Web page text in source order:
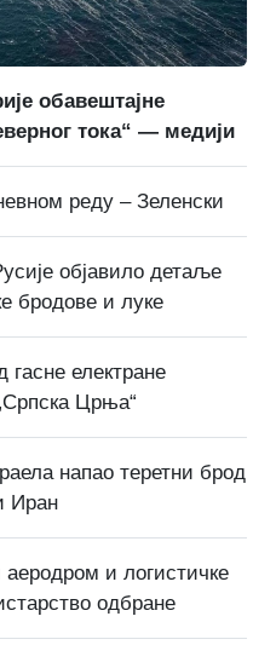
обавештајне
тока“ — медији
реду – Зеленски
објавило детаље
бродове и луке
електране
Црња“
напао теретни брод
Иран
аеродром и логистичке
одбране